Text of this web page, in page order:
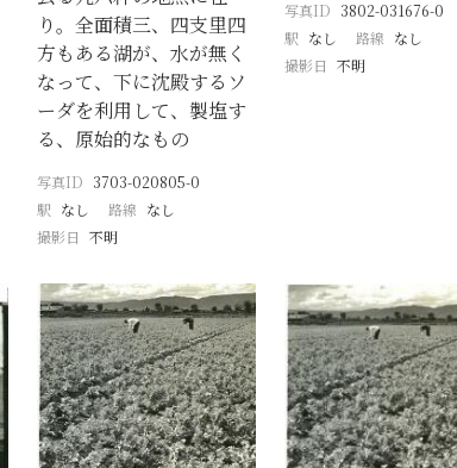
り。全面積三、四支里四
方もある湖が、水が無く
なって、下に沈殿するソ
ーダを利用して、製塩す
る、原始的なもの
写真ID 3703-020805-0
駅 なし 路線 なし
撮影日 不明
写真ID 3802-031676-0
駅 なし 路線 なし
撮影日 不明